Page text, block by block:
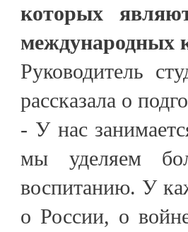
которых
международных
Руководитель
рассказала о
- У нас
мы уделяем
воспитанию. У
о России, о